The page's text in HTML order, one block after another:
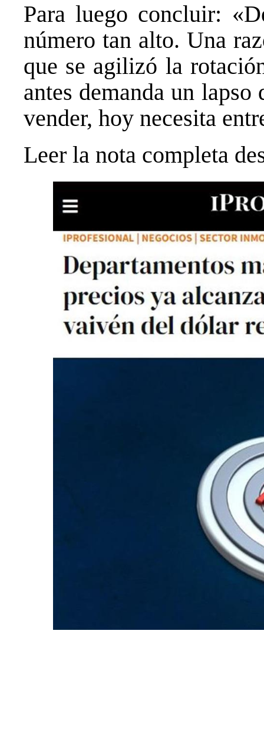
Para luego concluir:
número tan alto. Una
que se agilizó la
antes demanda un lapso
vender, hoy necesita
Leer la nota completa